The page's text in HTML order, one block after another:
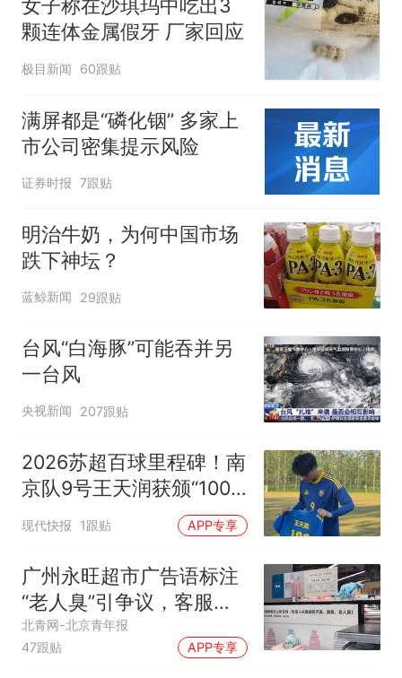
女子称在沙琪玛中吃出3
颗连体金属假牙 厂家回应
极目新闻 60跟贴
满屏都是“磷化铟” 多家上
市公司密集提示风险
证券时报 7跟贴
明治牛奶，为何中国市场
跌下神坛？
蓝鲸新闻 29跟贴
台风“白海豚”可能吞并另
一台风
央视新闻 207跟贴
2026苏超百球里程碑！南
京队9号王天润获颁“100”
纪念球衣
现代快报 1跟贴 APP专享
广州永旺超市广告语标注
“老人臭”引争议，客服回
应
北青网-北京青年报
47跟贴
APP专享